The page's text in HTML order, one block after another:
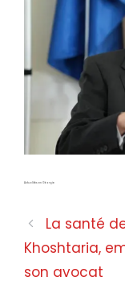
Actualités en Géorgie
La santé
Khoshtaria,
son avocat